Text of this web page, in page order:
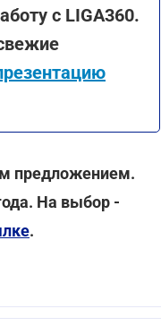
с LIGA360.
предложением.
На выбор -
.